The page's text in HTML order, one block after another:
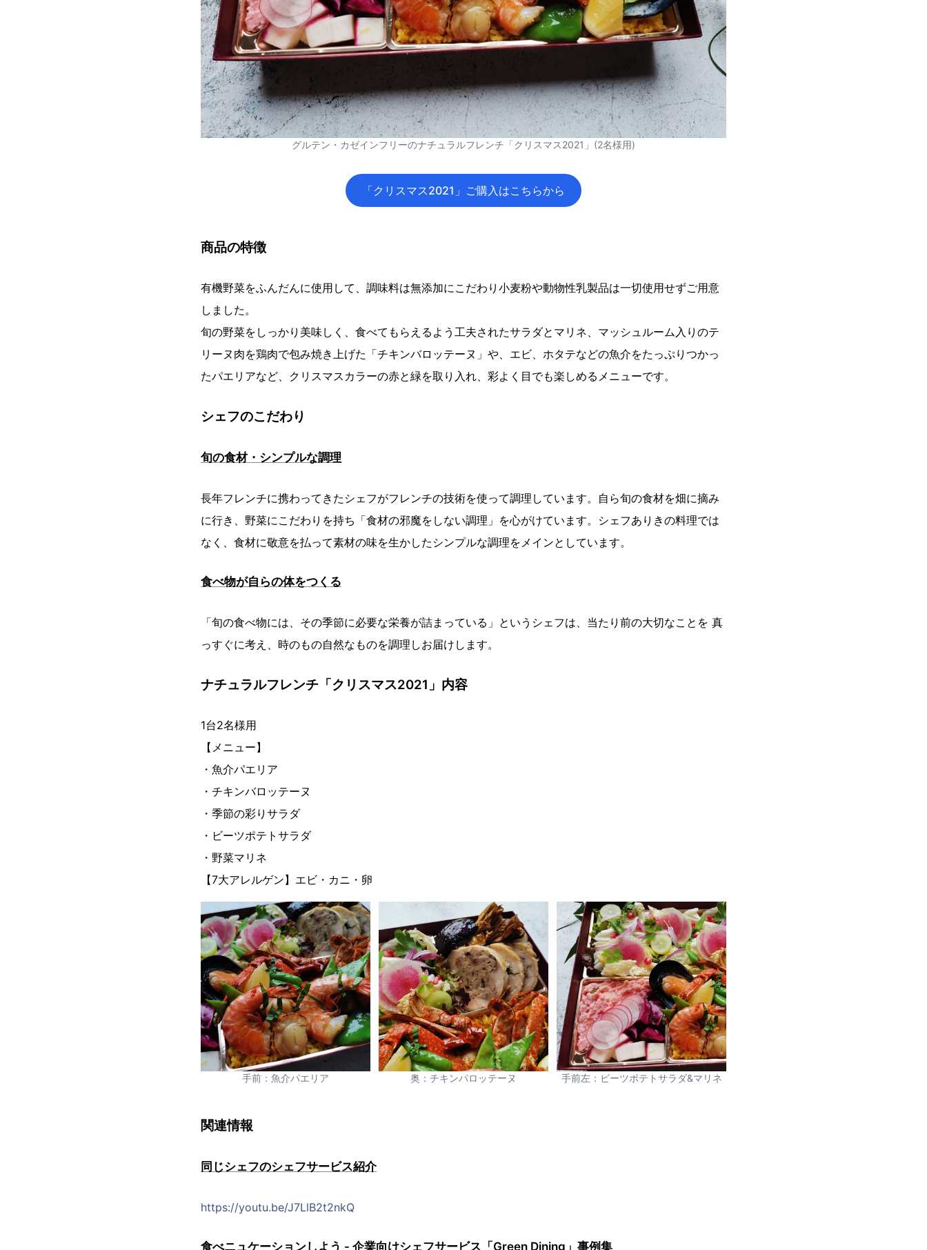
グルテン・カゼインフリーのナチュラルフレンチ「クリスマス2021」(2名様用)
「クリスマス2021」ご購入はこちらから
商品の特徴
有機野菜をふんだんに使用して、調味料は無添加にこだわり小麦粉や動物性乳製品は一切使用せずご用意
しました。
旬の野菜をしっかり美味しく、食べてもらえるよう工夫されたサラダとマリネ、マッシュルーム入りのテ
リーヌ肉を鶏肉で包み焼き上げた「チキンバロッテーヌ」や、エビ、ホタテなどの魚介をたっぷりつかっ
たパエリアなど、クリスマスカラーの赤と緑を取り入れ、彩よく目でも楽しめるメニューです。
シェフのこだわり
旬の食材・シンプルな調理
長年フレンチに携わってきたシェフがフレンチの技術を使って調理しています。自ら旬の食材を畑に摘み
に行き、野菜にこだわりを持ち「食材の邪魔をしない調理」を心がけています。シェフありきの料理では
なく、食材に敬意を払って素材の味を生かしたシンプルな調理をメインとしています。
食べ物が自らの体をつくる
「旬の食べ物には、その季節に必要な栄養が詰まっている」というシェフは、当たり前の大切なことを 真
っすぐに考え、時のもの自然なものを調理しお届けします。
ナチュラルフレンチ「クリスマス2021」内容
1台2名様用
【メニュー】
・魚介パエリア
・チキンバロッテーヌ
・季節の彩りサラダ
・ビーツポテトサラダ
・野菜マリネ
【7大アレルゲン】エビ・カニ・卵
手前：魚介パエリア 奥：チキンパロッテーヌ 手前左：ビーツポテトサラダ&マリネ
関連情報
同じシェフのシェフサービス紹介
https://youtu.be/J7LlB2t2nkQ
食べニュケーションしよう - 企業向けシェフサービス「Green Dining」事例集